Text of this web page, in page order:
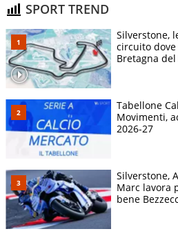
SPORT TREND
Silverstone,
circuito
Bretagna
Tabellone
Movimenti,
2026-27
Silverstone,
Marc lavora
bene